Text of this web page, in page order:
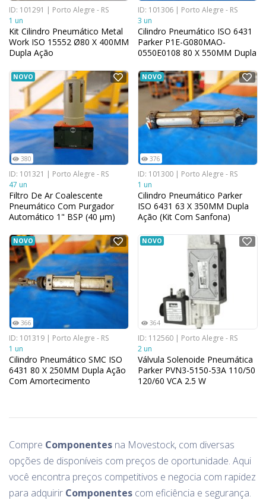
ID: 101291 | Porto Alegre - RS
1 un
Kit Cilindro Pneumático Metal
Work ISO 15552 Ø80 X 400MM
Dupla Ação
ID: 101306 | Porto Alegre - RS
3 un
Cilindro Pneumático ISO 6431
Parker P1E-G080MAO-
0550E0108 80 X 550MM Dupla
NOVO
380
ID: 101321 | Porto Alegre - RS
47 un
Filtro De Ar Coalescente
Pneumático Com Purgador
Automático 1" BSP (40 μm)
NOVO
376
ID: 101300 | Porto Alegre - RS
1 un
Cilindro Pneumático Parker
ISO 6431 63 X 350MM Dupla
Ação (Kit Com Sanfona)
NOVO
366
ID: 101319 | Porto Alegre - RS
1 un
Cilindro Pneumático SMC ISO
6431 80 X 250MM Dupla Ação
Com Amortecimento
NOVO
364
ID: 112560 | Porto Alegre - RS
2 un
Válvula Solenoide Pneumática
Parker PVN3-5150-53A 110/50
120/60 VCA 2.5 W
Compre Componentes na Movestock, com diversas
opções de disponíveis com preços de oportunidade. Aqui
você encontra preços competitivos e negocia com rapidez
para adquirir Componentes com eficiência e segurança.